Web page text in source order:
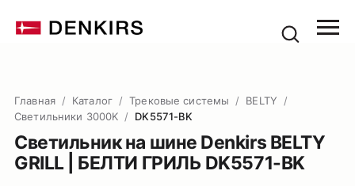
Главная / Каталог / Трековые системы / BELTY
/
Светильники 3000K / DK5571-BK
Светильник на шине Denkirs BELTY
GRILL | БЕЛТИ ГРИЛЬ DK5571-BK